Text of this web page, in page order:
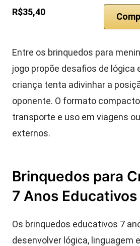
R$35,40
Entre os brinquedos para
jogo propõe desafios de lógica
criança tenta adivinhar a
oponente. O formato
transporte e uso em viagens
externos.
Brinquedos para
7 Anos Educativos
Os brinquedos educativos 7
desenvolver lógica, linguagem